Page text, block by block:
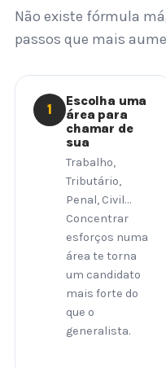
Não existe fórmula
passos que mais
1
Escolha uma
área para
chamar de
sua
Trabalho,
Tributário,
Penal, Civil…
Concentrar
esforços numa
área te torna
um candidato
mais forte do
que o
generalista.